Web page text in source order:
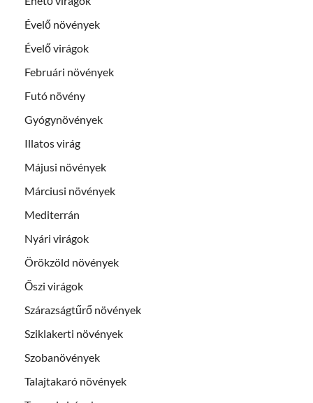
Évelő növények
Évelő virágok
Februári növények
Futó növény
Gyógynövények
Illatos virág
Májusi növények
Márciusi növények
Mediterrán
Nyári virágok
Örökzöld növények
Őszi virágok
Szárazságtűrő növények
Sziklakerti növények
Szobanövények
Talajtakaró növények